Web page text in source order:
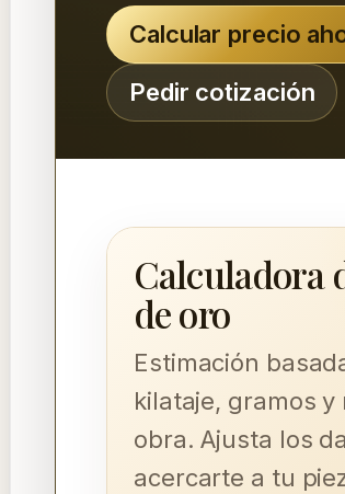
Calcular precio
Pedir cotización
Calculadora
de oro
Estimación
kilataje, gramos y
obra. Ajusta los
acercarte a tu